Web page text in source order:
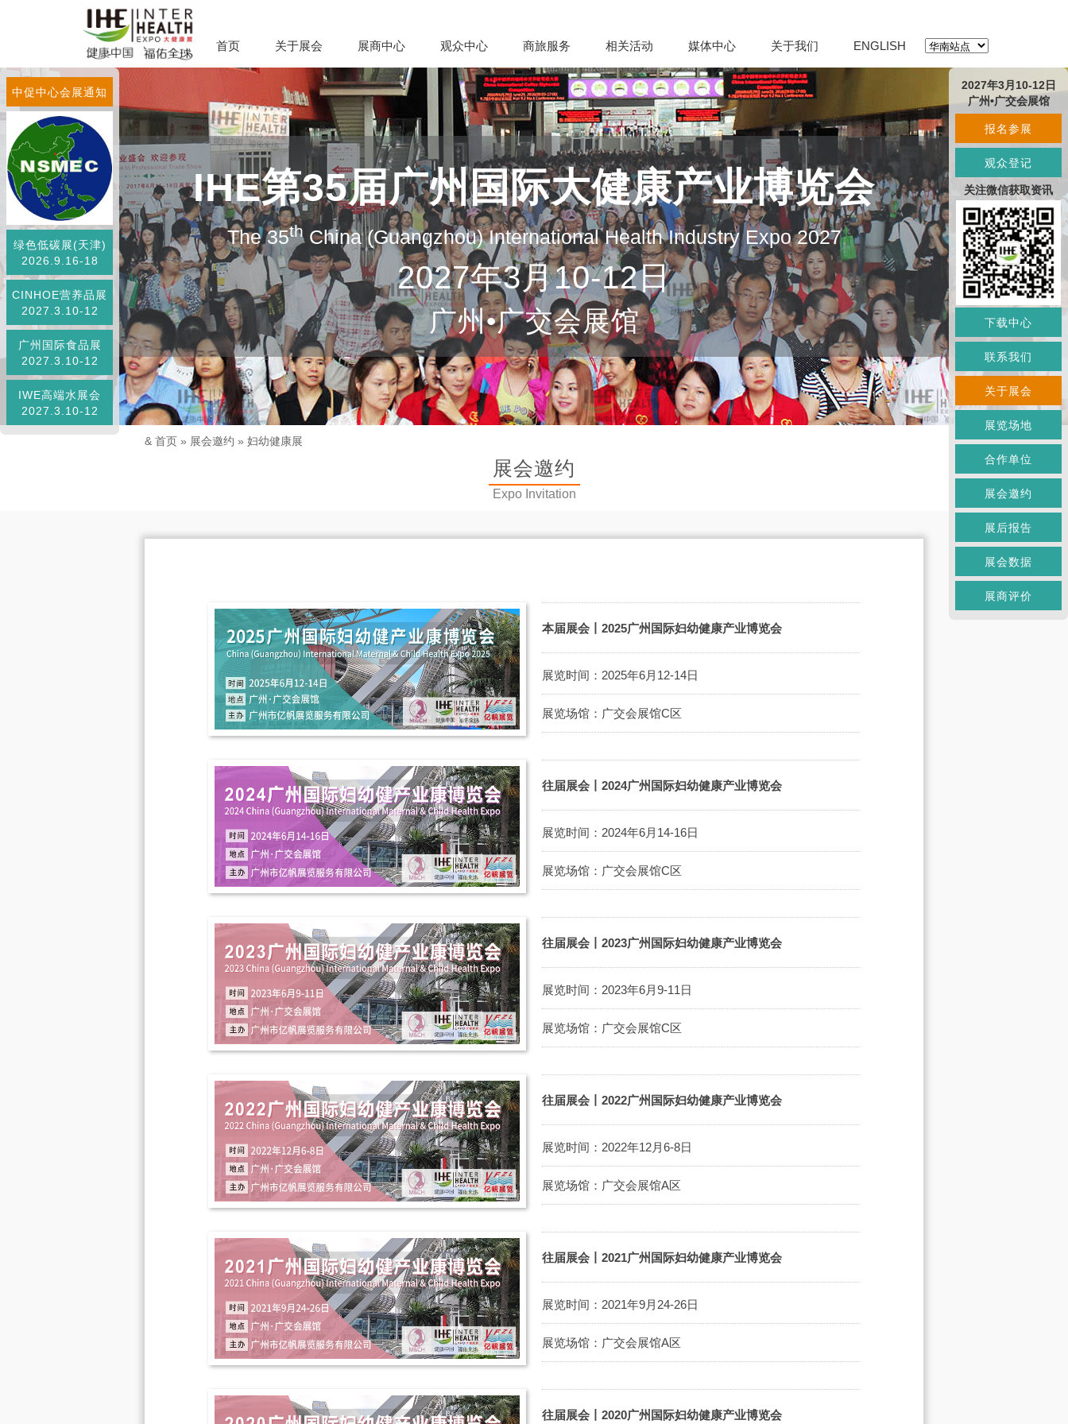
首页 关于展会 展商中心 观众中心 商旅服务 相关活动 媒体中心 关于我们 ENGLISH
IHE第35届广州国际大健康产业博览会
The 35thChina (Guangzhou) International Health Industry Expo 2027
2027年3月10-12日
广州•广交会展馆
中促中心会展通知
绿色低碳展(天津)
2026.9.16-18
CINHOE营养品展
2027.3.10-12
广州国际食品展
2027.3.10-12
IWE高端水展会
2027.3.10-12
& 首页 » 展会邀约 » 妇幼健康展
展会邀约
Expo Invitation
本届展会丨2025广州国际妇幼健康产业博览会
展览时间：2025年6月12-14日
展览场馆：广交会展馆C区
往届展会丨2024广州国际妇幼健康产业博览会
展览时间：2024年6月14-16日
展览场馆：广交会展馆C区
往届展会丨2023广州国际妇幼健康产业博览会
展览时间：2023年6月9-11日
展览场馆：广交会展馆C区
往届展会丨2022广州国际妇幼健康产业博览会
展览时间：2022年12月6-8日
展览场馆：广交会展馆A区
往届展会丨2021广州国际妇幼健康产业博览会
展览时间：2021年9月24-26日
展览场馆：广交会展馆A区
往届展会丨2020广州国际妇幼健康产业博览会
2027年3月10-12日
广州•广交会展馆
报名参展
观众登记
关注微信获取资讯
下载中心
联系我们
关于展会
展览场地
合作单位
展会邀约
展后报告
展会数据
展商评价